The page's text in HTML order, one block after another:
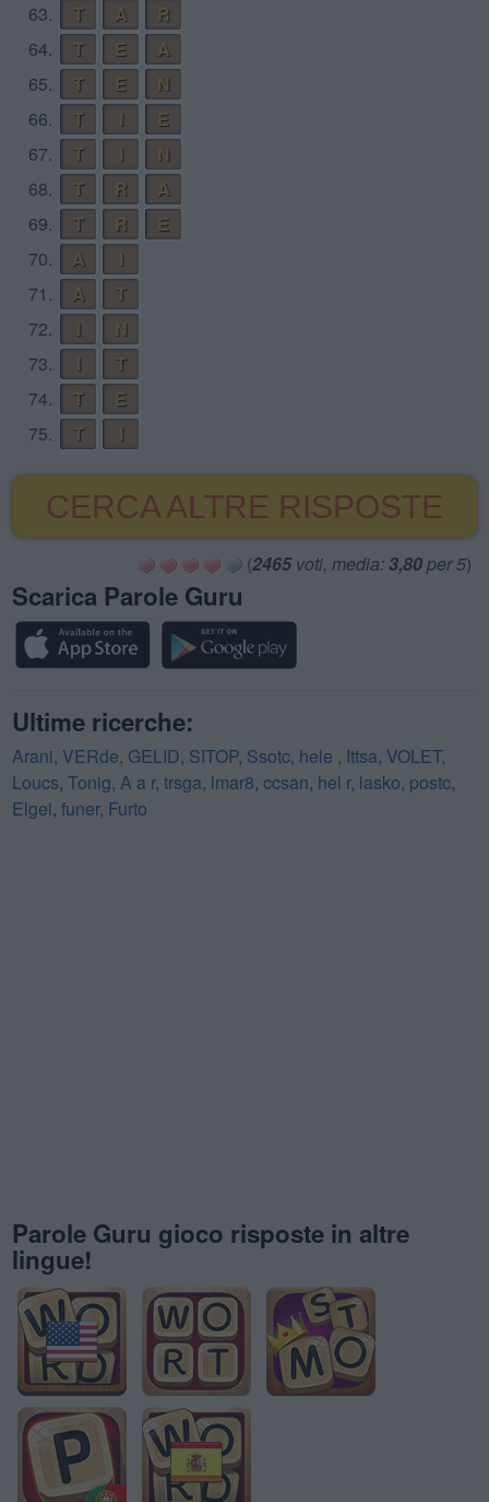
63.
T A
R
64.
T E
A
65.
T E
N
66.
T
E
67.
T
N
68.
T R
A
69.
T R
E
70.
A
71.
A
T
72.
N
73.
T
74.
T
E
75.
T
CERCA ALTRE RISPOSTE
(2465voti, media: 3,80per 5)
Scarica Parole Guru
Ultime ricerche:
Arani, VERde, GELID, SITOP, Ssotc, hele , Ittsa, VOLET,
Loucs, Tonig, A a r, trsga, lmar8, ccsan, hel r, lasko, postc,
Elgei, funer, Furto
Parole Guru gioco risposte in altre
lingue!